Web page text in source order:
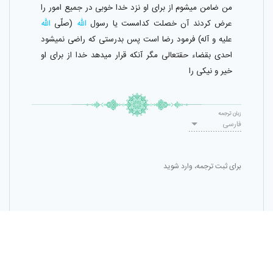
من ضامن ميشوم از براى او نزد خدا خوبى در جميع امور را
عرض كردند آن خصلت كدامست يا رسول اللّٰه (صلّى الله
عليه و آله) فرمود رضا است پس بدرستى كه راضى نميشود
احدى بقضاء حقتعالى مگر آنكه قرار ميدهد خدا از براى او
خير و نيكى را
فارسی
زبان ترجمه
برای ثبت ترجمه، وارد شوید